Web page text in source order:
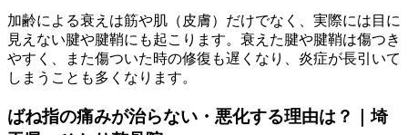
加齢による衰えは筋や肌（皮膚）だけでなく、実際には目に
見えない腱や腱鞘にも起こります。衰えた腱や腱鞘は傷つき
やすく、また傷ついた時の修復も遅くなり、炎症が長引いて
しまうことも多くなります。
ばね指の痛みが治らない・悪化する理由は？｜埼